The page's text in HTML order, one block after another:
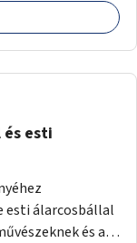
esti
esti álarcosbállal
és a